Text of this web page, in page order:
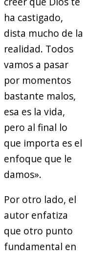
ha castigado,
dista mucho de la
realidad. Todos
vamos a pasar
por momentos
bastante malos,
esa es la vida,
pero al final lo
que importa es el
enfoque que le
damos».
Por otro lado, el
autor enfatiza
que otro punto
fundamental en